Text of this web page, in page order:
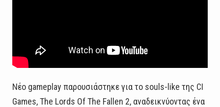
Νέο gameplay παρουσιάστηκε για το souls-like της CI
Games, The Lords Of The Fallen 2, αναδεικνύοντας ένα